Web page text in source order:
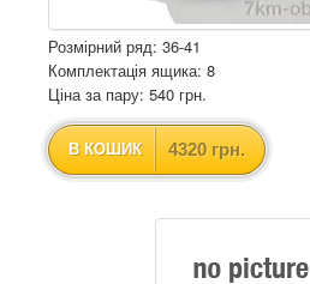
Розмірний ряд: 36-41
Комплектація ящика: 8
Ціна за пару: 540 грн.
В КОШИК 4320 грн.